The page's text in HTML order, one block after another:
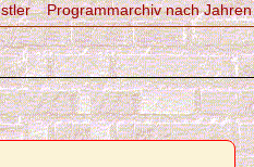
Programmarchiv nach Jahren